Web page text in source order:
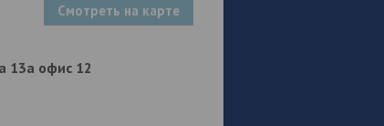
Смотреть на карте
13а офис 12